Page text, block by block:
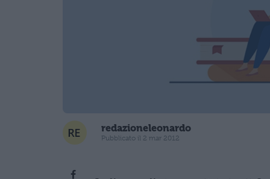
redazioneleonardo
Pubblicato il 2 mar 2012